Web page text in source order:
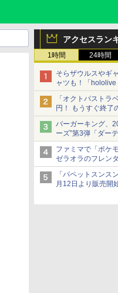
アクセスラン
1時間 24時間
そらザウルスやギ
ャツも！「
ラインナップ公開
「オクトパストラ
円！ もうすぐ終了
更新】
ニンテンドーeショ
67%オフで990円
バーガーキング、
ーズ”第3弾「ダー
8月7日発売
「特製ガーリック
型チーズバーガー
ファミマで「ポケ
ゼラオラのフレン
ーン開催！
「パペットスンス
月12日より販売開